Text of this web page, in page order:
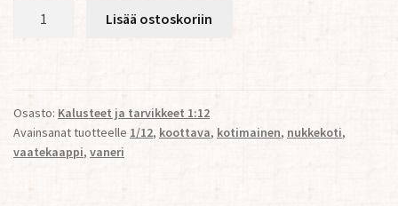
Lisää ostoskoriin
Osasto: Kalusteet ja tarvikkeet 1:12
Avainsanat tuotteelle 1/12, koottava, kotimainen, nukkekoti,
vaatekaappi, vaneri